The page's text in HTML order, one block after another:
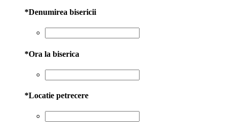
*Denumirea bisericii
*Ora la biserica
*Locatie petrecere